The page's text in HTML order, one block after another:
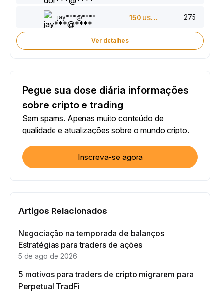
jay***@**** 150 USDT 275
Ver detalhes
Pegue sua dose diária informações
sobre cripto e trading
Sem spams. Apenas muito conteúdo de
qualidade e atualizações sobre o mundo cripto.
Inscreva-se agora
Artigos Relacionados
Negociação na temporada de balanços:
Estratégias para traders de ações
5 de ago de 2026
5 motivos para traders de cripto migrarem para
Perpetual TradFi